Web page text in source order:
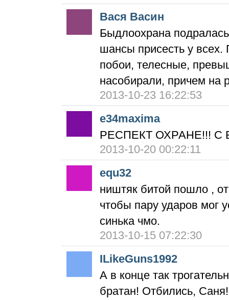
Вася Васин
Быдлоохрана
шансы присесть у
побои, телесные,
насобирали, причем на
2013-10-23 16:22:53
e34maxima
РЕСПЕКТ ОХРАНЕ!!! С
2013-10-20 00:22:11
equ32
ништяк битой пошло ,
чтобы пару ударов мог
синька чмо.
2013-10-15 07:22:30
ILikeGuns1992
А в конце так
братан! Отбились,